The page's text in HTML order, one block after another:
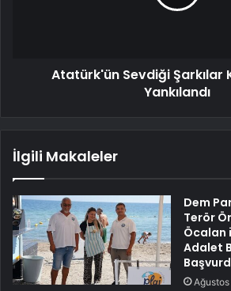
Atatürk'ün Sevdiği Şarkılar
Yankılandı
İlgili Makaleler
Dem
Terör
Öcalan
Adalet